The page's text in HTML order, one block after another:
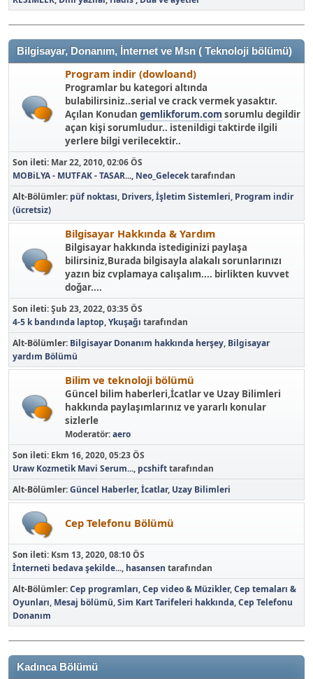
Bilgisayar, Donanım, İnternet ve Msn ( Teknoloji bölümü)
Program indir (dowloand)
Programlar bu kategori altında
bulabilirsiniz..serial ve crack vermek yasaktır.
Açılan Konudan gemlikforum.com sorumlu degildir
açan kişi sorumludur.. istenildigi taktirde ilgili
yerlere bilgi verilecektir..
Son ileti: Mar 22, 2010, 02:06 ÖS
MOBiLYA - MUTFAK - TASAR..., Neo_Gelecektarafından
Alt-Bölümler püf noktası Drivers İşletim Sistemleri Program indir
(ücretsiz)
Bilgisayar Hakkında & Yardım
Bilgisayar hakkında istediginizi paylaşa
bilirsiniz,Burada bilgisayla alakalı sorunlarınızı
yazın biz cvplamaya calışalım.... birlikten kuvvet
doğar....
Son ileti:Şub 23, 2022, 03:35 ÖS
4-5 k bandında laptop,Ykuşağı tarafından
Alt-Bölümler Bilgisayar Donanım hakkında herşey Bilgisayar
yardım Bölümü
Bilim ve teknoloji bölümü
Güncel bilim haberleri,İcatlar ve Uzay Bilimleri
hakkında paylaşımlarınız ve yararlı konular
sizlerle
Moderatör:aero
Son ileti: Ekm 16, 2020, 05:23 ÖS
Uraw Kozmetik Mavi Serum..., pcshifttarafından
Alt-Bölümler Güncel Haberler İcatlar Uzay Bilimleri
Cep Telefonu Bölümü
Son ileti: Ksm 13, 2020, 08:10 ÖS
İnterneti bedava şekilde..., hasansen tarafından
Alt-Bölümler Cep programları Cep video & Müzikler Cep temaları &
Oyunları Mesaj bölümü Sim Kart Tarifeleri hakkında Cep Telefonu
Donanım
Kadınca Bölümü